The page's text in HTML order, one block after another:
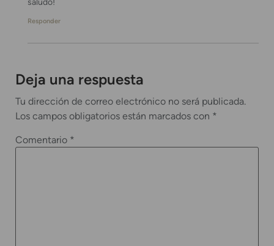
Responder
Deja una respuesta
Tu dirección de correo electrónico no será publicada.
Los campos obligatorios están marcados con *
Comentario *